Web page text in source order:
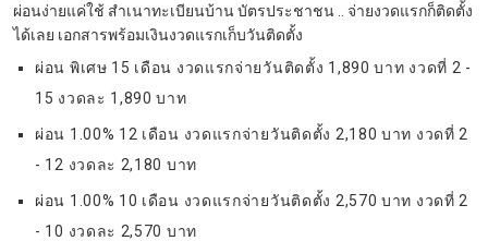
ผ่อนง่ายแค่ใช้ สำเนาทะเบียนบ้าน บัตรประชาชน .. จ่ายงวดแรกก็ติดตั้ง
ได้เลย เอกสารพร้อมเงินงวดแรกเก็บวันติดตั้ง
ผ่อน พิเศษ 15 เดือน งวดแรกจ่ายวันติดตั้ง 1,890 บาท งวดที่ 2 -
15 งวดละ 1,890 บาท
ผ่อน 1.00% 12 เดือน งวดแรกจ่ายวันติดตั้ง 2,180 บาท งวดที่ 2
- 12 งวดละ 2,180 บาท
ผ่อน 1.00% 10 เดือน งวดแรกจ่ายวันติดตั้ง 2,570 บาท งวดที่ 2
- 10 งวดละ 2,570 บาท